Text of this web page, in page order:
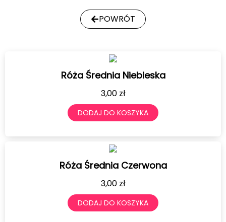
POWRÓT
Róża Średnia Niebieska
3,00 zł
DODAJ DO KOSZYKA
Róża Średnia Czerwona
3,00 zł
DODAJ DO KOSZYKA